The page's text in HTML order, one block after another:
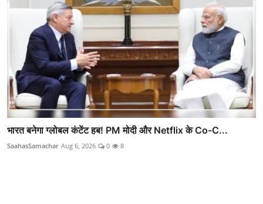
भारत बनेगा ग्लोबल कंटेंट हब! PM मोदी और Netflix के Co-C...
SaahasSamachar Aug 6, 2026 0 8